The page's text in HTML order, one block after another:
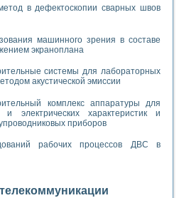
в дефектоскопии сварных швов
машинного зрения в составе
экраноплана
системы для лабораторных
акустической эмиссии
комплекс аппаратуры для
электрических характеристик и
приборов
рабочих процессов ДВС в